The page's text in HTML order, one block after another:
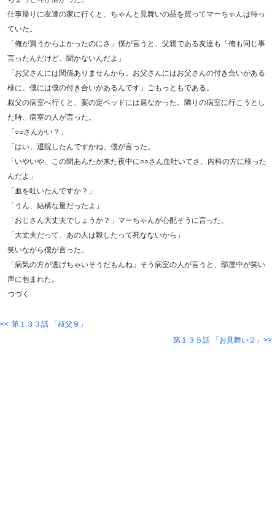
仕事帰りに友達の家に行くと、ちゃんと見舞いの品を買ってマーちゃんは待っ
ていた。
「俺が買うからよかったのにさ」僕が言うと、父親である友達も「俺も同じ事
言ったんだけど、聞かないんだよ」
「お父さんには関係ありませんから。お父さんにはお父さんの付き合いがある
様に、僕には僕の付き合いがあるんです」ごもっともである。
叔父の病室へ行くと、案の定ベッドには居なかった。隣りの病室に行こうとし
た時、病室の人が言った。
「○○さんかい？」
「はい、退院したんですかね」僕が言った。
「いやいや、この間あんたが来た夜中に○○さん血吐いてさ、内科の方に移った
んだよ」
「血を吐いたんですか？」
「うん、結構な量だったよ」
「おじさん大丈夫でしょうか？」マーちゃんが心配そうに言った。
「大丈夫だって、あの人は殺したって死なないから」
笑いながら僕が言った。
「病気の方が逃げちゃいそうだもんね」そう病室の人が言うと、部屋中が笑い
声に包まれた。
つづく
第１３３話 「叔父９」
第１３５話 「お見舞い２」